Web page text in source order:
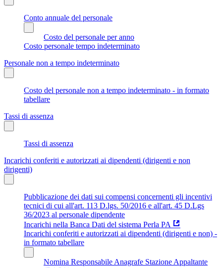
Conto annuale del personale
Costo del personale per anno
Costo personale tempo indeterminato
Personale non a tempo indeterminato
Costo del personale non a tempo indeterminato - in formato
tabellare
Tassi di assenza
Tassi di assenza
Incarichi conferiti e autorizzati ai dipendenti (dirigenti e non
dirigenti)
Pubblicazione dei dati sui compensi concernenti gli incentivi
tecnici di cui all'art. 113 D.lgs. 50/2016 e all'art. 45 D.Lgs
36/2023 al personale dipendente
Incarichi nella Banca Dati del sistema Perla PA
Incarichi conferiti e autorizzati ai dipendenti (dirigenti e non) -
in formato tabellare
Nomina Responsabile Anagrafe Stazione Appaltante